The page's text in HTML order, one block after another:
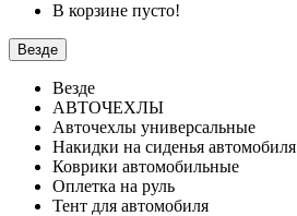
В корзине пусто!
Везде
Везде
АВТОЧЕХЛЫ
Авточехлы универсальные
Накидки на сиденья автомобиля
Коврики автомобильные
Оплетка на руль
Тент для автомобиля